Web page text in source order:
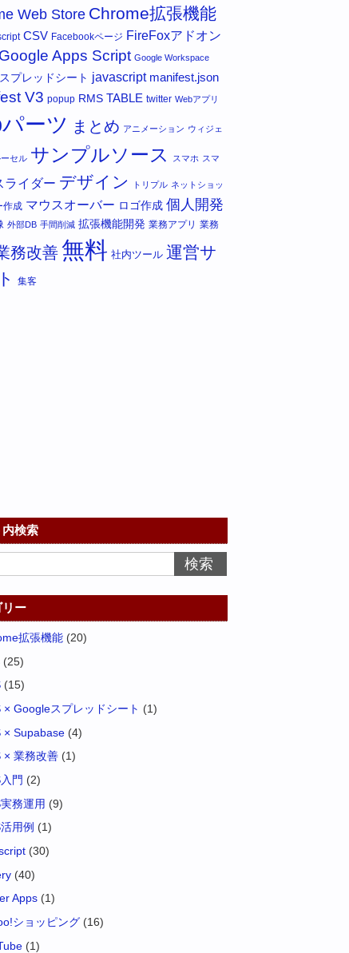
Web Store Chrome拡張機能
CSV Facebookページ FireFoxアドオン
Google Apps Script Google Workspace
プレッドシート javascript manifest.json
V3 popup RMS TABLE twitter Webアプリ
ーツ まとめ アニメーション ウィジェ
セル サンプルソース スマホ スマ
ライダー デザイン トリプル ネットショッ
作成 マウスオーバー ロゴ作成 個人開発
外部DB 手間削減 拡張機能開発 業務アプリ 業務
務改善無料 社内ツール 運営サ
集客
検索
リー
拡張機能 (20)
(25)
(15)
× Googleスプレッドシート (1)
× Supabase (4)
× 業務改善 (1)
門 (2)
務運用 (9)
用例 (1)
(30)
(40)
Apps (1)
ショッピング (16)
(1)